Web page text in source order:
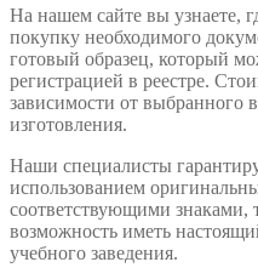
На нашем сайте вы узнаете,
покупку необходимого
готовый образец, который
регистрацией в реестре.
зависимости от выбранного
изготовления.
Наши специалисты
использованием
соответствующими знаками,
возможность иметь
учебного заведения.